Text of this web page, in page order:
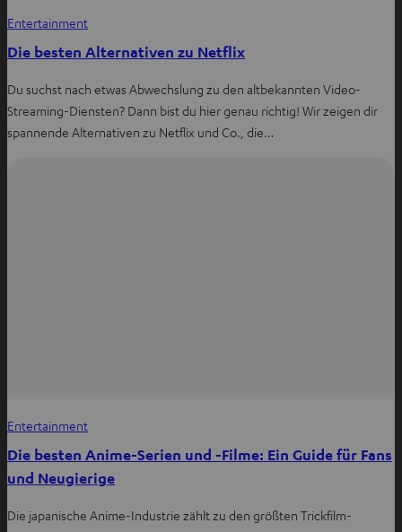
Entertainment
Die besten Alternativen zu Netflix
Du suchst nach etwas Abwechslung zu den altbekannten Video-
Streaming-Diensten? Dann bist du hier genau richtig! Wir zeigen dir
spannende Alternativen zu Netflix und Co., die…
Entertainment
Die besten Anime-Serien und -Filme: Ein Guide für Fans
und Neugierige
Die japanische Anime-Industrie zählt zu den größten Trickfilm-